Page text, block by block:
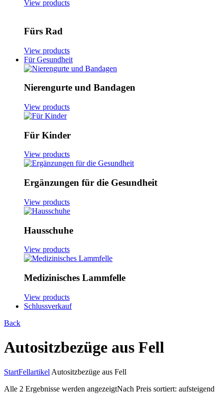
View products
Fürs Rad
View products
Für Gesundheit
Nierengurte und Bandagen
View products
Für Kinder
View products
Ergänzungen für die Gesundheit
View products
Hausschuhe
View products
Medizinisches Lammfelle
View products
Schlussverkauf
Back
Autositzbezüge aus Fell
StartFellartikel Autositzbezüge aus Fell
Alle 2 Ergebnisse werden angezeigtNach Preis sortiert: aufsteigend